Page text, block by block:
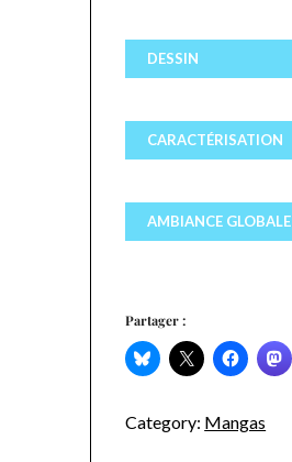
DESSIN
CARACTÉRISATION
AMBIANCE GLOBALE
Partager :
Category: Mangas